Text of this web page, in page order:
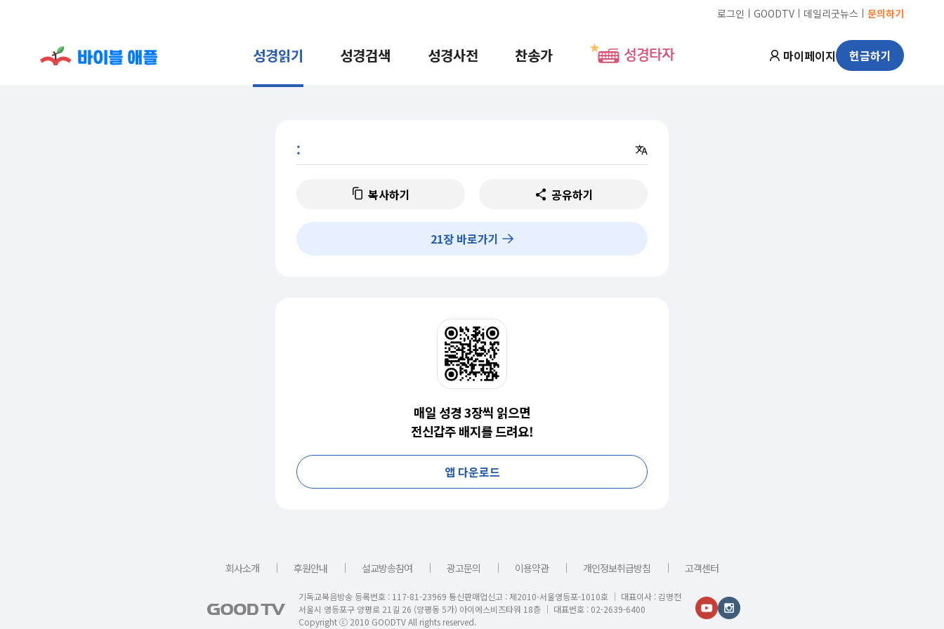
로그인 ㅣ GOODTV ㅣ 데일리굿뉴스 ㅣ 문의하기
성경읽기 성경검색 성경사전 찬송가 성경타자 마이페이지 헌금하기
:
복사하기 공유하기
21장 바로가기
매일 성경 3장씩 읽으면
전신갑주 배지를 드려요!
앱 다운로드
회사소개 ｜ 후원안내 ｜ 설교방송참여 ｜ 광고문의 ｜ 이용약관 ｜ 개인정보취급방침 ｜ 고객센터
기독교복음방송 등록번호 : 117-81-23969 통신판매업신고 : 제2010-서울영등포-1010호 │ 대표이사 : 김명전
서울시 영등포구 양평로 21길 26 (양평동 5가) 아이에스비즈타워 18층 │ 대표번호 : 02-2639-6400
Copyright ⓒ 2010 GOODTV All rights reserved.